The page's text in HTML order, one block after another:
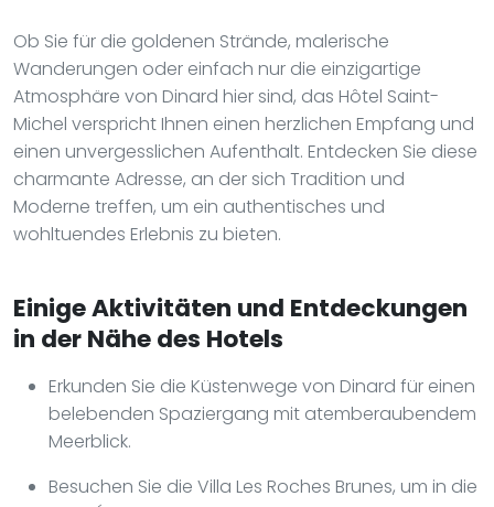
Ob Sie für die goldenen Strände, malerische
Wanderungen oder einfach nur die einzigartige
Atmosphäre von Dinard hier sind, das Hôtel Saint-
Michel verspricht Ihnen einen herzlichen Empfang und
einen unvergesslichen Aufenthalt. Entdecken Sie diese
charmante Adresse, an der sich Tradition und
Moderne treffen, um ein authentisches und
wohltuendes Erlebnis zu bieten.
Einige Aktivitäten und Entdeckungen
in der Nähe des Hotels
Erkunden Sie die Küstenwege von Dinard für einen
belebenden Spaziergang mit atemberaubendem
Meerblick.
Besuchen Sie die Villa Les Roches Brunes, um in die